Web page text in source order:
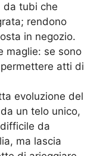
da tubi che
rendono
in negozio.
maglie: se sono
atti di
evoluzione del
un telo unico,
da
ma lascia